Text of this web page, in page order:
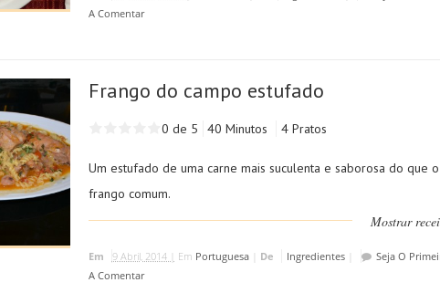
A Comentar
Frango do campo estufado
0 de 5 40 Minutos 4 Pratos
Um estufado de uma carne mais suculenta e saborosa do que o
frango comum.
Mostrar
Em 9 Abril, 2014 | Em Portuguesa| De Ingredientes|
Seja O
A Comentar